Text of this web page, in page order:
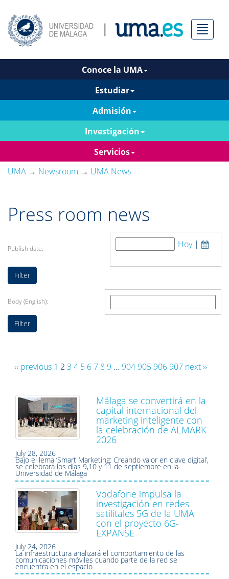
Menú
Conoce la UMA
Estudiar
Admisión
Investigación
Servicios
UMA → Newsroom → UMA News
Press room news
Publish date: Hoy|
Body (English):
‹‹ previous 1 2 3 4 5 6 7 8 9 ... 904 905 906 907 next ››
Málaga se convertirá en la
capital internacional del
marketing inteligente con
la celebración de AEMARK
2026
July 28, 2026
Bajo el lema ‘Smart Marketing: Creando valor en clave digital’,
se celebrará los días 9,10 y 11 de septiembre en la
Universidad de Málaga
Vodafone impulsa la
investigación en redes
satilitales 5G de la UMA
con el proyecto 6G-
EXPANSE
July 24, 2026
La infraestructura analizará el comportamiento de las
comunicaciones móviles cuando parte de la red se
encuentra en el espacio